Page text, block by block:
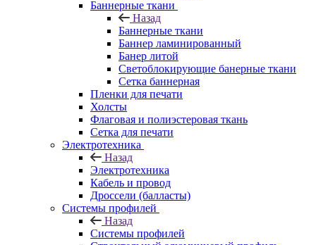
Баннерные ткани
Назад
Баннерные ткани
Баннер ламинированный
Банер литой
Светоблокирующие банерные ткани
Сетка баннерная
Пленки для печати
Холсты
Флаговая и полиэстеровая ткань
Сетка для печати
Электротехника
Назад
Электротехника
Кабель и провод
Дроссели (балласты)
Системы профилей
Назад
Системы профилей